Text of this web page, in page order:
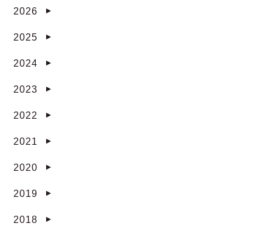
2026 ▼
2025 ▼
2024 ▼
2023 ▼
2022 ▼
2021 ▼
2020 ▼
2019 ▼
2018 ▼